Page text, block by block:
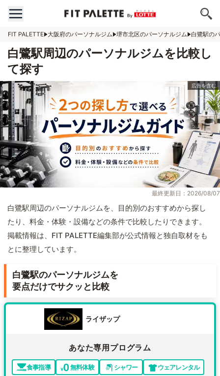
FIT PALETTE 大阪府のパーソナルジム 堺市北区のパーソナルジム 白鷺駅の
白鷺駅周辺のパーソナルジムを比較し
て探す
最終更新日：2026/08/07
白鷺駅周辺のパーソナルジムを、目的別のおすすめから探し
たり、料金・体験・設備などの条件で比較したりできます。
掲載情報は、FIT PALETTE編集部が公式情報と独自取材をも
とに整理しています。
白鷺駅のパーソナルジムを
要点だけでサクッと比較
ライザップ
あなた専用プログラム
食事指導 無料体験 シャワー ウェアレンタル